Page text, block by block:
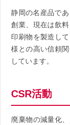
静岡の名産品で
創業、現在は飲
印刷物を製造し
様との高い信頼
しています。
CSR活動
廃棄物の減量化